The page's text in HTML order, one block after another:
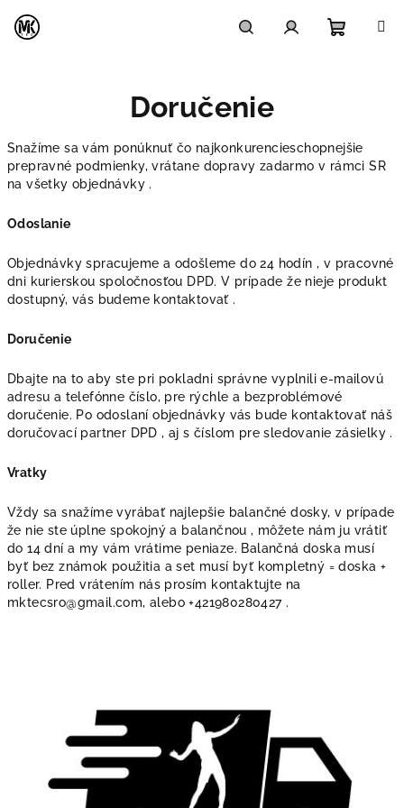
obsah
Doručenie
Snažíme sa vám ponúknuť čo najkonkurencieschopnejšie
prepravné podmienky, vrátane dopravy zadarmo v rámci SR
na všetky objednávky .
Odoslanie
Objednávky spracujeme a odošleme do 24 hodín , v pracovné
dni kurierskou spoločnosťou DPD. V prípade že nieje produkt
dostupný, vás budeme kontaktovať .
Doručenie
Dbajte na to aby ste pri pokladni správne vyplnili e-mailovú
adresu a telefónne číslo, pre rýchle a bezproblémové
doručenie. Po odoslaní objednávky vás bude kontaktovať náš
doručovací partner DPD , aj s číslom pre sledovanie zásielky .
Vratky
Vždy sa snažíme vyrábať najlepšie balančné dosky, v prípade
že nie ste úplne spokojný a balančnou , môžete nám ju vrátiť
do 14 dní a my vám vrátime peniaze. Balančná doska musí
byť bez známok použitia a set musí byť kompletný = doska +
roller. Pred vrátením nás prosím kontaktujte na
mktecsro@gmail.com, alebo +421980280427 .